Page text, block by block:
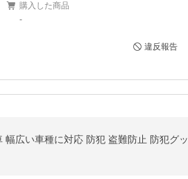
購入した商品
-
違反報告
広い車種に対応 防犯 盗難防止 防犯グ